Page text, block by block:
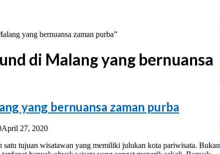
yang bernuansa zaman purba”
di Malang yang bernuansa
yang bernuansa zaman purba
April 27, 2020
satu tujuan wisatawan yang memiliki julukan kota pariwisata. Bukan